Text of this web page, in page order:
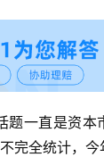
一直是资本
完全统计，